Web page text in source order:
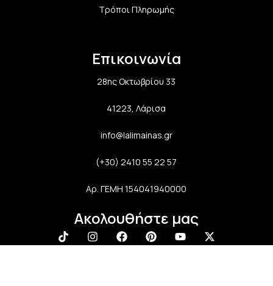
Τρόποι Πληρωμής
Επικοινωνία
28ης Οκτωβρίου 33
41223, Λάρισα
info@lalimainas.gr
(+30) 2410 55 22 57
Αρ. ΓΕΜΗ 154041940000
Ακολουθήστε μας